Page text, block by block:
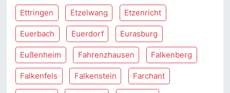
Ettringen Etzelwang Etzenricht
Euerbach Euerdorf Eurasburg
Eußenheim Fahrenzhausen Falkenberg
Falkenfels Falkenstein Farchant